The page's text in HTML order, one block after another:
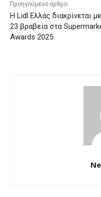
Προηγούμενο άρθρο
H Lidl Ελλάς διακρίνεται με
23 βραβεία στα
Awards 2025